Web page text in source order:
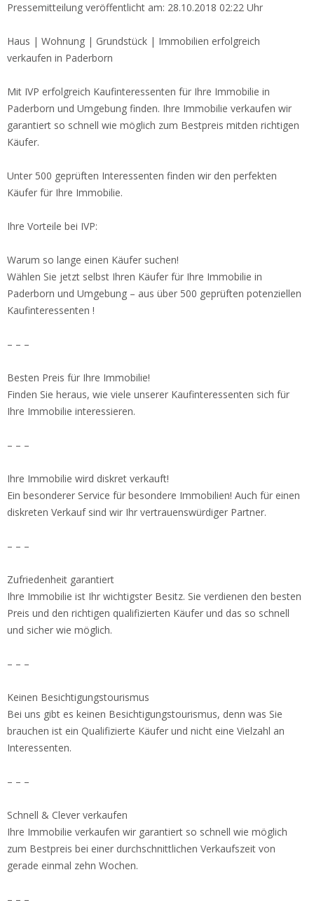
Pressemitteilung veröffentlicht am: 28.10.2018 02:22 Uhr
Haus | Wohnung | Grundstück | Immobilien erfolgreich
verkaufen in Paderborn
Mit IVP erfolgreich Kaufinteressenten für Ihre Immobilie in
Paderborn und Umgebung finden. Ihre Immobilie verkaufen wir
garantiert so schnell wie möglich zum Bestpreis mitden richtigen
Käufer.
Unter 500 geprüften Interessenten finden wir den perfekten
Käufer für Ihre Immobilie.
Ihre Vorteile bei IVP:
Warum so lange einen Käufer suchen!
Wählen Sie jetzt selbst Ihren Käufer für Ihre Immobilie in
Paderborn und Umgebung – aus über 500 geprüften potenziellen
Kaufinteressenten !
– – –
Besten Preis für Ihre Immobilie!
Finden Sie heraus, wie viele unserer Kaufinteressenten sich für
Ihre Immobilie interessieren.
– – –
Ihre Immobilie wird diskret verkauft!
Ein besonderer Service für besondere Immobilien! Auch für einen
diskreten Verkauf sind wir Ihr vertrauenswürdiger Partner.
– – –
Zufriedenheit garantiert
Ihre Immobilie ist Ihr wichtigster Besitz. Sie verdienen den besten
Preis und den richtigen qualifizierten Käufer und das so schnell
und sicher wie möglich.
– – –
Keinen Besichtigungstourismus
Bei uns gibt es keinen Besichtigungstourismus, denn was Sie
brauchen ist ein Qualifizierte Käufer und nicht eine Vielzahl an
Interessenten.
– – –
Schnell & Clever verkaufen
Ihre Immobilie verkaufen wir garantiert so schnell wie möglich
zum Bestpreis bei einer durchschnittlichen Verkaufszeit von
gerade einmal zehn Wochen.
– – –